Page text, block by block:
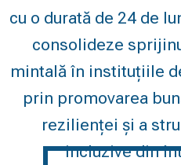
cu o durată de 24 de
consolideze
mintală în instituțiile
prin promovarea
rezilienței și a
incluzive din